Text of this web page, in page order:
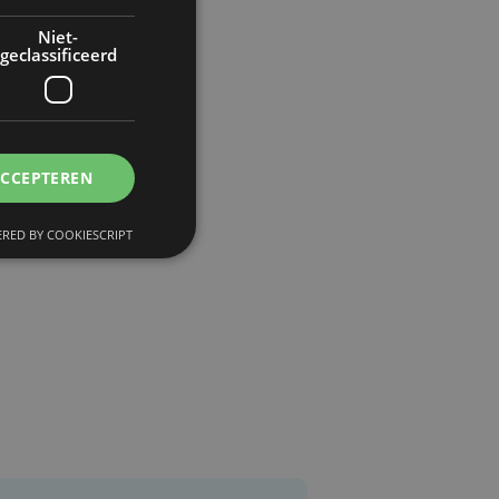
Niet-
geclassificeerd
BY COOKIESCRIPT